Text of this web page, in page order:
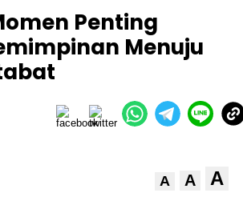
Penting
Menuju
A A A